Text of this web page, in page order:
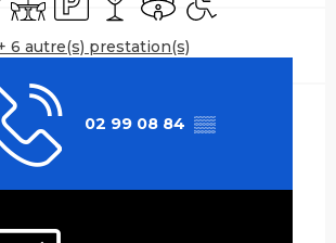
6 autre(s) prestation(s)
02 99 08 84 ▒▒